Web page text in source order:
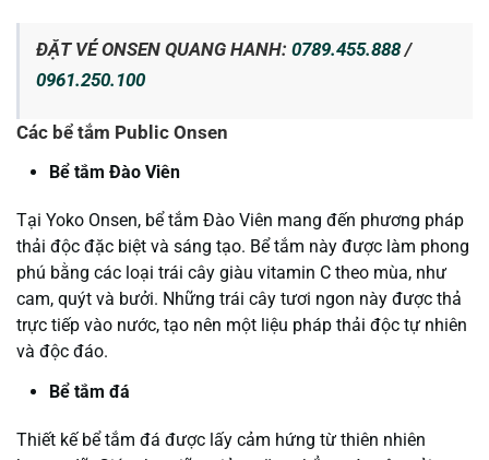
ĐẶT VÉ ONSEN QUANG HANH: 0789.455.888/
0961.250.100
Các bể tắm Public Onsen
Bể tắm Đào Viên
Tại Yoko Onsen, bể tắm Đào Viên mang đến phương pháp
thải độc đặc biệt và sáng tạo. Bể tắm này được làm phong
phú bằng các loại trái cây giàu vitamin C theo mùa, như
cam, quýt và bưởi. Những trái cây tươi ngon này được thả
trực tiếp vào nước, tạo nên một liệu pháp thải độc tự nhiên
và độc đáo.
Bể tắm đá
Thiết kế bể tắm đá được lấy cảm hứng từ thiên nhiên